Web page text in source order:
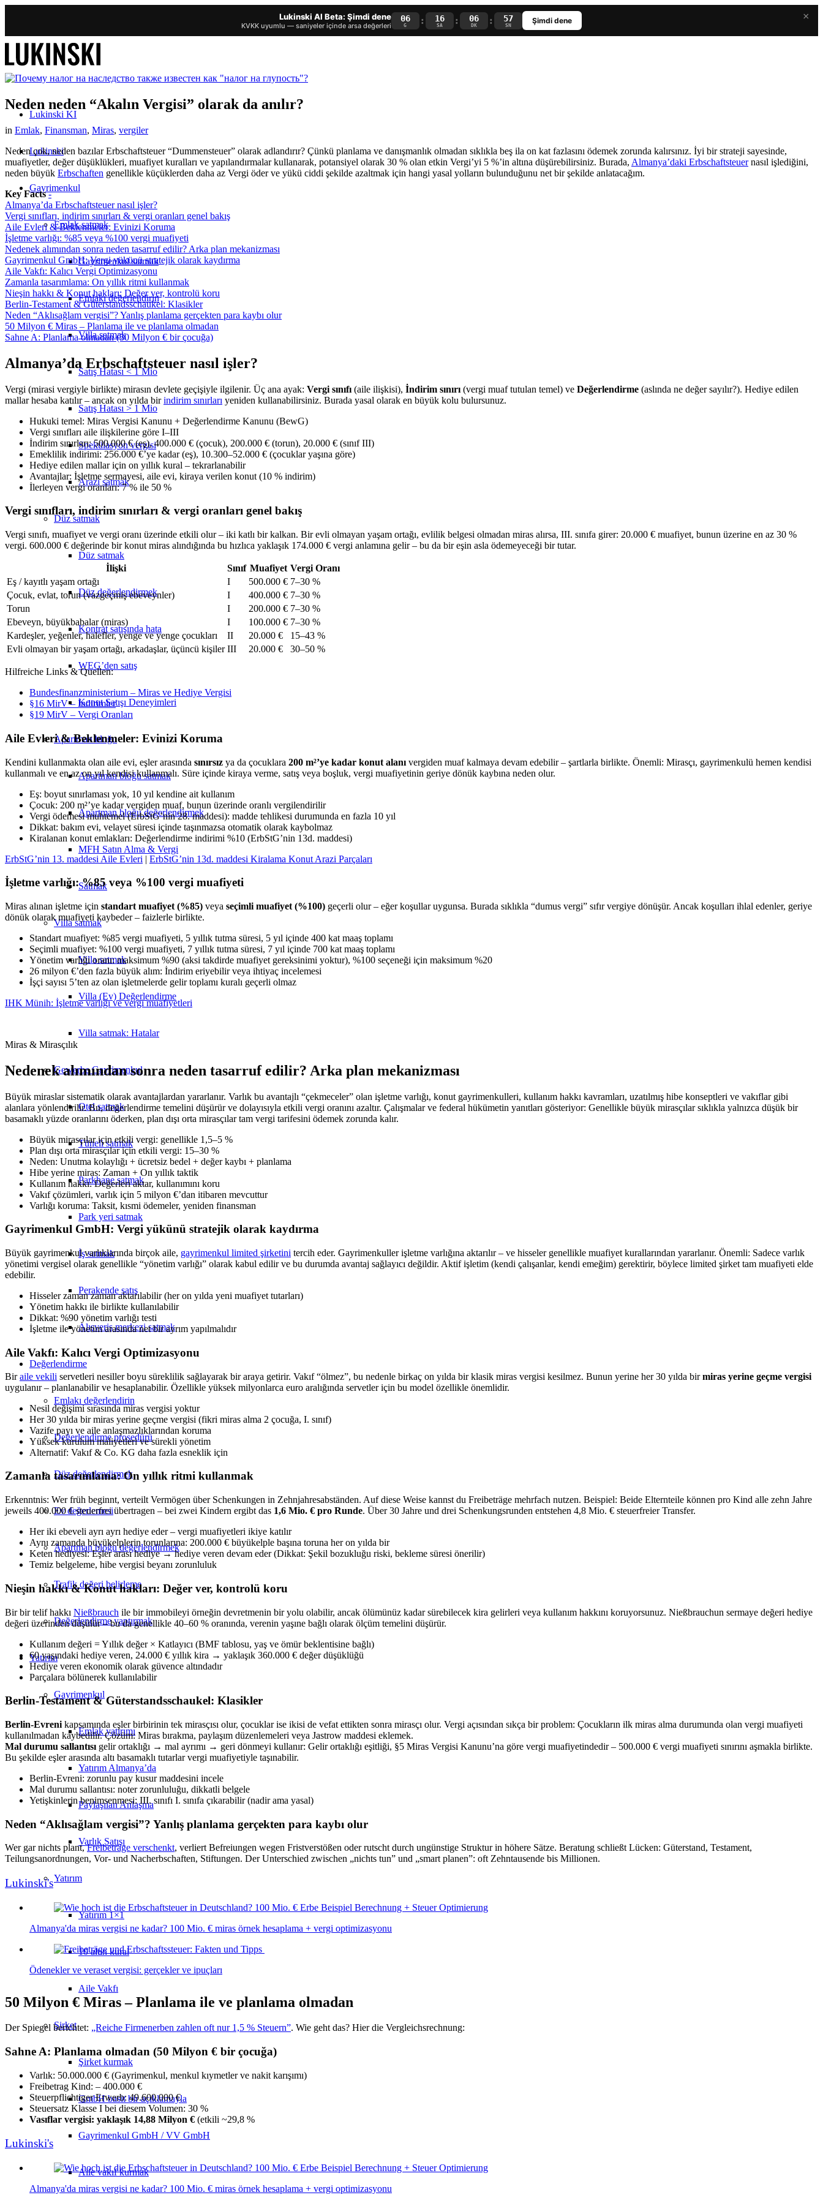
×
Lukinski AI Beta: Şimdi dene
KVKK uyumlu — saniyeler içinde arsa değerleri
06
G : 16
SA : 06
DK : 56
SN Şimdi dene
Lukinski KI
Lukinski
Gayrimenkul
Emlak satmak
Gayrimenkul satmak
Emlakı değerlendirin
Villa satmak
Satış Hatası < 1 Mio
Satış Hatası > 1 Mio
Spekülasyon vergisi
Arazi satmak
Düzsatmak
Düz satmak
Düz değerlendirmek
Kontrat satışında hata
WEG’den satış
Konut Satışı Deneyimleri
Apartman bloğu
Apartman bloğu satmak
Apartman bloğu değerlendirmek
MFH Satın Alma & Vergi
Satmak
Villasatmak
Villa satmak
Villa (Ev) Değerlendirme
Villa satmak: Hatalar
GewerbeGayrimenkul
Otel satmak
Tüneli satmak
Parkhane satmak
Park yeri satmak
İş satmak
Perakende satış
Alışveriş merkezi satmak
Değerlendirme
Emlakı değerlendirin
Değerlendirme prosedürü
Düz değerlendirmek
Ev değerlemesi
Apartman bloğu değerlendirmek
Trafik değeri belirleme
Değerlendirme yaptırmak
Yatırım
Gayrimenkul
Emlak yatırımı
Yatırım Almanya’da
Paylaşılan Anlaşma
Varlık Satışı
Yatırım
Yatırım 1×1
10 altın kural
Aile Vakfı
Şirket
Şirket kurmak
GmbH basit bir açıklamayla
Gayrimenkul GmbH / VV GmbH
Aile vakıf kurmak
Neden neden “Akalın Vergisi” olarak da anılır?
in Emlak, Finansman, Miras, vergiler
Neden çok, neden bazılar Erbschaftsteuer “Dummensteuer” olarak adlandırır? Çünkü planlama ve danışmanlık olmadan sıklıkla beş ila on kat fazlasını ödemek zorunda kalırsınız. İyi bir strateji sayesinde,
muafiyetler, değer düşüklükleri, muafiyet kuralları ve yapılandırmalar kullanarak, potansiyel olarak 30 % olan etkin Vergi’yi 5 %’in altına düşürebilirsiniz. Burada, Almanya’daki Erbschaftsteuernasıl işlediğini,
neden büyük Erbschaften genellikle küçüklerden daha az Vergi öder ve yükü ciddi şekilde azaltmak için hangi yasal yolların bulunduğunu net bir şekilde anlatacağım.
Key Facts -
Almanya’da Erbschaftsteuer nasıl işler?
Vergi sınıfları, indirim sınırları & vergi oranları genel bakış
Aile Evleri & Beklenmeler: Evinizi Koruma
İşletme varlığı: %85 veya %100 vergi muafiyeti
Nedenek alımından sonra neden tasarruf edilir? Arka plan mekanizması
Gayrimenkul GmbH: Vergi yükünü stratejik olarak kaydırma
Aile Vakfı: Kalıcı Vergi Optimizasyonu
Zamanla tasarımlama: On yıllık ritmi kullanmak
Nieşin hakkı & Konut hakları: Değer ver, kontrolü koru
Berlin-Testament & Güterstandsschaukel: Klasikler
Neden “Aklısağlam vergisi”? Yanlış planlama gerçekten para kaybı olur
50 Milyon € Miras – Planlama ile ve planlama olmadan
Sahne A: Planlama olmadan (50 Milyon € bir çocuğa)
Almanya’da Erbschaftsteuer nasıl işler?
Vergi (mirasi vergiyle birlikte) mirasın devlete geçişiyle ilgilenir. Üç ana ayak: Vergi sınıfı (aile ilişkisi), İndirim sınırı (vergi muaf tutulan temel) ve Değerlendirme (aslında ne değer sayılır?). Hediye edilen
mallar hesaba katılır – ancak on yılda birindirim sınırları yeniden kullanabilirsiniz. Burada yasal olarak en büyük kolu bulursunuz.
Hukuki temel: Miras Vergisi Kanunu + Değerlendirme Kanunu (BewG)
Vergi sınıfları aile ilişkilerine göre I–III
İndirim sınırları: 500.000 € (eş), 400.000 € (çocuk), 200.000 € (torun), 20.000 € (sınıf III)
Emeklilik indirimi: 256.000 €’ye kadar (eş), 10.300–52.000 € (çocuklar yaşına göre)
Hediye edilen mallar için on yıllık kural – tekrarlanabilir
Avantajlar: İşletme sermayesi, aile evi, kiraya verilen konut (10 % indirim)
İlerleyen vergi oranları: 7 % ile 50 %
Vergi sınıfları, indirim sınırları & vergi oranları genel bakış
Vergi sınıfı, muafiyet ve vergi oranı üzerinde etkili olur – iki katlı bir kalkan. Bir evli olmayan yaşam ortağı, evlilik belgesi olmadan miras alırsa, III. sınıfa girer: 20.000 € muafiyet, bunun üzerine en az 30 %
vergi. 600.000 € değerinde bir konut miras alındığında bu hızlıca yaklaşık 174.000 € vergi anlamına gelir – bu da bir eşin asla ödemeyeceği bir tutar.
İlişki Sınıf Muafiyet Vergi Oranı
Eş / kayıtlı yaşam ortağı
I 500.000 € 7–30 %
Çocuk, evlat, torun (vazgeçmiş ebeveynler)
I 400.000 € 7–30 %
Torun
I 200.000 € 7–30 %
Ebeveyn, büyükbabalar (miras)
I 100.000 € 7–30 %
Kardeşler, yeğenler, halefler, yenge ve yenge çocukları
II 20.000 €
15–43 %
Evli olmayan bir yaşam ortağı, arkadaşlar, üçüncü kişiler III 20.000 € 30–50 %
Hilfreiche Links & Quellen:
Bundesfinanzministerium – Miras ve Hediye Vergisi
§16 MirV – İndirimler
§19 MirV – Vergi Oranları
Aile Evleri & Beklenmeler: Evinizi Koruma
Kendini kullanmakta olan aile evi, eşler arasında sınırsız ya da çocuklara 200 m²’ye kadar konut alanı vergiden muaf kalmaya devam edebilir – şartlarla birlikte. Önemli: Mirasçı, gayrimenkulü hemen kendisi
kullanmalı ve en az on yıl kendisi kullanmalı. Süre içinde kiraya verme, satış veya boşluk, vergi muafiyetinin geriye dönük kaybına neden olur.
Eş: boyut sınırlaması yok, 10 yıl kendine ait kullanım
Çocuk: 200 m²’ye kadar vergiden muaf, bunun üzerinde oranlı vergilendirilir
Vergi ödemesi muhtemel (ErbStG’nin 28. maddesi): madde tehlikesi durumunda en fazla 10 yıl
Dikkat: bakım evi, velayet süresi içinde taşınmazsa otomatik olarak kaybolmaz
Kiralanan konut emlakları: Değerlendirme indirimi %10 (ErbStG’nin 13d. maddesi)
ErbStG’nin 13. maddesi Aile Evleri | ErbStG’nin 13d. maddesi Kiralama Konut Arazi Parçaları
İşletme varlığı: %85 veya %100 vergi muafiyeti
Miras alınan işletme için standart muafiyet (%85) veya seçimli muafiyet (%100) geçerli olur – eğer koşullar uygunsa. Burada sıklıkla “dumus vergi” sıfır vergiye dönüşür. Ancak koşulları ihlal edenler, geriye
dönük olarak muafiyeti kaybeder – faizlerle birlikte.
Standart muafiyet: %85 vergi muafiyeti, 5 yıllık tutma süresi, 5 yıl içinde 400 kat maaş toplamı
Seçimli muafiyet: %100 vergi muafiyeti, 7 yıllık tutma süresi, 7 yıl içinde 700 kat maaş toplamı
Yönetim varlığı oranı: maksimum %90 (aksi takdirde muafiyet gereksinimi yoktur), %100 seçeneği için maksimum %20
26 milyon €’den fazla büyük alım: İndirim eriyebilir veya ihtiyaç incelemesi
İşçi sayısı 5’ten az olan işletmelerde gelir toplamı kuralı geçerli olmaz
IHK Münih: İşletme varlığı ve vergi muafiyetleri
Miras & Mirasçılık
Nedenek alımından sonra neden tasarruf edilir? Arka plan mekanizması
Büyük miraslar sistematik olarak avantajlardan yararlanır. Varlık bu avantajlı “çekmeceler” olan işletme varlığı, konut gayrimenkulleri, kullanım hakkı kavramları, uzatılmış hibe konseptleri ve vakıflar gibi
alanlara yönlendirilir. Bu, değerlendirme temelini düşürür ve dolayısıyla etkili vergi oranını azaltır. Çalışmalar ve federal hükümetin yanıtları gösteriyor: Genellikle büyük mirasçılar sıklıkla yalnızca düşük bir
basamaklı yüzde oranlarını öderken, plan dışı orta mirasçılar tam vergi tarifesini ödemek zorunda kalır.
Büyük mirasçılar için etkili vergi: genellikle 1,5–5 %
Plan dışı orta mirasçılar için etkili vergi: 15–30 %
Neden: Unutma kolaylığı + ücretsiz bedel + değer kaybı + planlama
Hibe yerine miras: Zaman + On yıllık taktik
Kullanım hakkı: Değerleri aktar, kullanımını koru
Vakıf çözümleri, varlık için 5 milyon €’dan itibaren mevcuttur
Varlığı koruma: Taksit, kısmi ödemeler, yeniden finansman
Gayrimenkul GmbH: Vergi yükünü stratejik olarak kaydırma
Büyük gayrimenkul varlıklarında birçok aile, gayrimenkul limited şirketini tercih eder. Gayrimenkuller işletme varlığına aktarılır – ve hisseler genellikle muafiyet kurallarından yararlanır. Önemli: Sadece varlık
yönetimi vergisel olarak genellikle “yönetim varlığı” olarak kabul edilir ve bu durumda avantaj sağlayıcı değildir. Aktif işletim (kendi çalışanlar, kendi emeğim) gerektirir, böylece limited şirket tam muafiyeti elde
edebilir.
Hisseler zaman zaman aktarılabilir (her on yılda yeni muafiyet tutarları)
Yönetim hakkı ile birlikte kullanılabilir
Dikkat: %90 yönetim varlığı testi
İşletme ile yönetim arasında net bir ayrım yapılmalıdır
Aile Vakfı: Kalıcı Vergi Optimizasyonu
Biraile vekili servetleri nesiller boyu süreklilik sağlayarak bir araya getirir. Vakıf “ölmez”, bu nedenle birkaç on yılda bir klasik miras vergisi kesilmez. Bunun yerine her 30 yılda birmiras yerine geçme vergisi
uygulanır – planlanabilir ve hesaplanabilir. Özellikle yüksek milyonlarca euro aralığında servetler için bu model özellikle önemlidir.
Nesil değişimi sırasında miras vergisi yoktur
Her 30 yılda bir miras yerine geçme vergisi (fikri miras alma 2 çocuğa, I. sınıf)
Vazife payı ve aile anlaşmazlıklarından koruma
Yüksek kurulum maliyetleri ve sürekli yönetim
Alternatif: Vakıf & Co. KG daha fazla esneklik için
Zamanla tasarımlama: On yıllık ritmi kullanmak
Erkenntnis: Wer früh beginnt, verteilt Vermögen über Schenkungen in Zehnjahresabständen. Auf diese Weise kannst du Freibeträge mehrfach nutzen. Beispiel: Beide Elternteile können pro Kind alle zehn Jahre
jeweils 400.000 € steuerfrei übertragen – bei zwei Kindern ergibt das 1,6 Mio. € pro Runde. Über 30 Jahre und drei Schenkungsrunden entstehen 4,8 Mio. € steuerfreier Transfer.
Her iki ebeveli ayrı ayrı hediye eder – vergi muafiyetleri ikiye katılır
Aynı zamanda büyükelplerin torunlarına: 200.000 € büyükelple başına toruna her on yılda bir
Keten hediyesi: Eşler arası hediye → hediye veren devam eder (Dikkat: Şekil bozukluğu riski, bekleme süresi önerilir)
Temiz belgeleme, hibe vergisi beyanı zorunluluk
Nieşin hakkı & Konut hakları: Değer ver, kontrolü koru
Bir bir telif hakkı Nießbrauch ile bir immobileyi örneğin devretmenin bir yolu olabilir, ancak ölümünüz kadar sürebilecek kira gelirleri veya kullanım hakkını koruyorsunuz. Nießbrauchun sermaye değeri hediye
değeri üzerinden düşülür – bu da genellikle 40–60 % oranında, verenin yaşıne bağlı olarak ölçüm temelini düşürür.
Kullanım değeri = Yıllık değer × Katlayıcı (BMF tablosu, yaş ve ömür beklentisine bağlı)
60 yaşındaki hediye veren, 24.000 € yıllık kira → yaklaşık 360.000 € değer düşüklüğü
Hediye veren ekonomik olarak güvence altındadır
Parçalara bölünerek kullanılabilir
Berlin-Testament & Güterstandsschaukel: Klasikler
Berlin-Evreni kapsamında eşler birbirinin tek mirasçısı olur, çocuklar ise ikisi de vefat ettikten sonra mirasçı olur. Vergi açısından sıkça bir problem: Çocukların ilk miras alma durumunda olan vergi muafiyeti
kullanılmadan kaybedilir. Çözüm: Miras bırakma, paylaşım düzenlemeleri veya Jastrow maddesi eklemek.
Mal durumu sallantısı gelir ortaklığı → mal ayrımı → geri dönmeyi kullanır: Gelir ortaklığı eşitliği, §5 Miras Vergisi Kanunu’na göre vergi muafiyetindedir – 500.000 € vergi muafiyeti sınırını aşmakla birlikte.
Bu şekilde eşler arasında altı basamaklı tutarlar vergi muafiyetiyle taşınabilir.
Berlin-Evreni: zorunlu pay kusur maddesini incele
Mal durumu sallantısı: noter zorunluluğu, dikkatli belgele
Yetişkinlerin benimsenmesi: III. sınıfı I. sınıfa çıkarabilir (nadir ama yasal)
Neden “Aklısağlam vergisi”? Yanlış planlama gerçekten para kaybı olur
Wer gar nichts plant,Freibeträge verschenkt, verliert Befreiungen wegen Fristverstößen oder rutscht durch ungünstige Struktur in höhere Sätze. Beratung schließt Lücken: Güterstand, Testament,
Teilungsanordnungen, Vor- und Nacherbschaften, Stiftungen. Der Unterschied zwischen „nichts tun” und „smart planen”: oft Zehntausende bis Millionen.
Lukinski's
Almanya'da miras vergisi ne kadar? 100 Mio. € miras örnek hesaplama + vergi optimizasyonu
Ödenekler ve veraset vergisi: gerçekler ve ipuçları
50 Milyon € Miras – Planlama ile ve planlama olmadan
Der Spiegel berichtet: „Reiche Firmenerben zahlen oft nur 1,5 % Steuern”. Wie geht das? Hier die Vergleichsrechnung:
Sahne A: Planlama olmadan (50 Milyon € bir çocuğa)
Varlık: 50.000.000 € (Gayrimenkul, menkul kıymetler ve nakit karışımı)
Freibetrag Kind: – 400.000 €
Steuerpflichtiger Erwerb: 49.600.000 €
Steuersatz Klasse I bei diesem Volumen: 30 %
Vasıflar vergisi: yaklaşık 14,88 Milyon € (etkili ~29,8 %
Lukinski's
Almanya'da miras vergisi ne kadar? 100 Mio. € miras örnek hesaplama + vergi optimizasyonu